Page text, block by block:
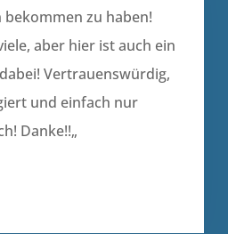
zu haben!
aber hier ist auch ein
Vertrauenswürdig,
und einfach nur
Danke!!„